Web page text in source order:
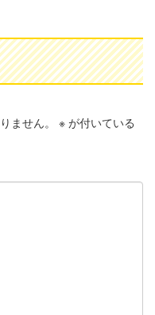
ません。 ※ が付いている